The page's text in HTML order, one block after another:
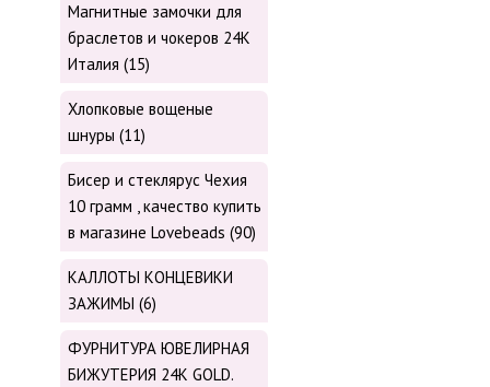
Магнитные замочки для
браслетов и чокеров 24К
Италия (15)
Хлопковые вощеные
шнуры (11)
Бисер и стеклярус Чехия
10 грамм , качество купить
в магазине Lovebeads (90)
КАЛЛОТЫ КОНЦЕВИКИ
ЗАЖИМЫ (6)
ФУРНИТУРА ЮВЕЛИРНАЯ
БИЖУТЕРИЯ 24К GOLD.